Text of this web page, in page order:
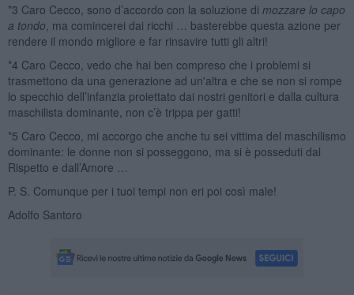
*3 Caro Cecco, sono d’accordo con la soluzione di mozzare lo capo
a tondo , ma comincerei dai ricchi … basterebbe questa azione per
rendere il mondo migliore e far rinsavire tutti gli altri!
*4 Caro Cecco, vedo che hai ben compreso che i problemi si
trasmettono da una generazione ad un'altra e che se non si rompe
lo specchio dell’infanzia proiettato dai nostri genitori e dalla cultura
maschilista dominante, non c’è trippa per gatti!
*5 Caro Cecco, mi accorgo che anche tu sei vittima del maschilismo
dominante: le donne non si posseggono, ma si è posseduti dal
Rispetto e dall’Amore …
P. S. Comunque per i tuoi tempi non eri poi così male!
Adolfo Santoro